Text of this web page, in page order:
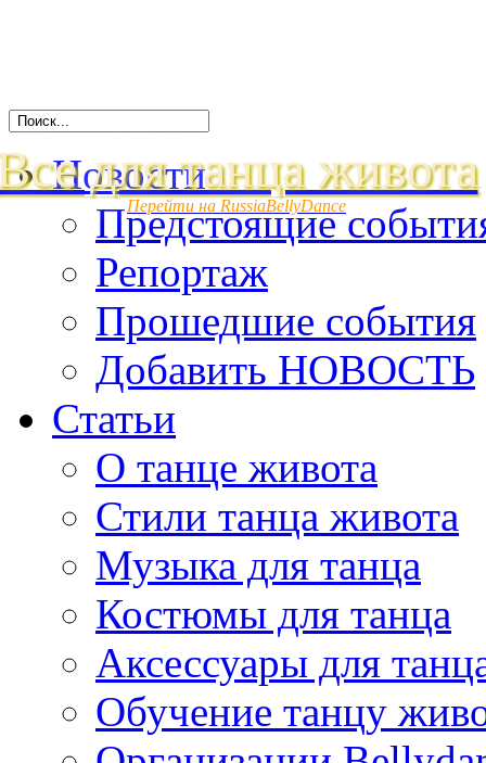
для танца живота
Перейти на RussiaBellyDance
Новости
Предстоящие
Репортаж
Прошедшие события
Добавить НОВОСТЬ
Статьи
О танце живота
Стили танца живота
Музыка для танца
Костюмы для танца
Аксессуары для
Обучение танцу